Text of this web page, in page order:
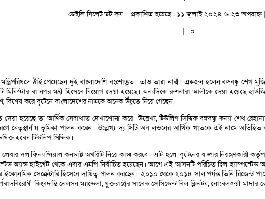
ডেইলি সিলেট ডট কম ::প্রকাশিত হয়েছে : ১১ জুলাই ২০২৪, ৬:২৩
|
০
ঠাঁই পেয়েছেন দুই বাংলাদেশি বংশোদ্ভূত। তাও তারা নারী। একজন হলেন বঙ্গবন্ধু শেখ
সিটি মিনিস্টার বা নগর মন্ত্রী হিসেবে নিয়োগ দেয়া হয়েছে। অন্যদিকে রুশনারা আলীকে দেয়া হয়েছে
বিশেষ করে বৃটেনে বাংলাদেশের নামকে অনেক উঁচুতে নিয়ে গেছেন।
দেয়া হয়েছে তা আর্থিক সেবাখাত দেখাশোনা করে। উল্লেখ্য, টিউলিপ সিদ্দিক বঙ্গবন্ধু কন্যা শেখ
নেতৃস্থানীয় ভূমিকা পালন করেন। উল্লেখ্য, দ্য সিটি অব লন্ডনের আর্থিক খাতকে এই নামে
হবেন টিউলিপ সিদ্দিক।
লেবার দল ফিন্যান্সিয়াল কনডাক্ট অথরিটি নিয়ে কাজ করবে। এটি হলো বৃটেনের বাজার নিয়ন্ত্রণকারী
অ্যান্ড হাইগেট থেকে এবার এমপি নির্বাচিত হয়েছেন। আগে এই আসনটি পরিচিত ছিল
ইকোনমিক সেক্রেটারি হিসেবে দায়িত্ব পালন করছেন। ২০১০ থেকে ২০১৪ সাল পর্যন্ত তিনি
কিংবদন্তি নেলসন ম্যান্ডেলা, যুক্তরাষ্ট্রের সাবেক প্রেসিডেন্ট বিল ক্লিনটন, নোবেলজয়ী